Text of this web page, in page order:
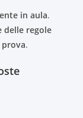
in aula.
delle regole
.